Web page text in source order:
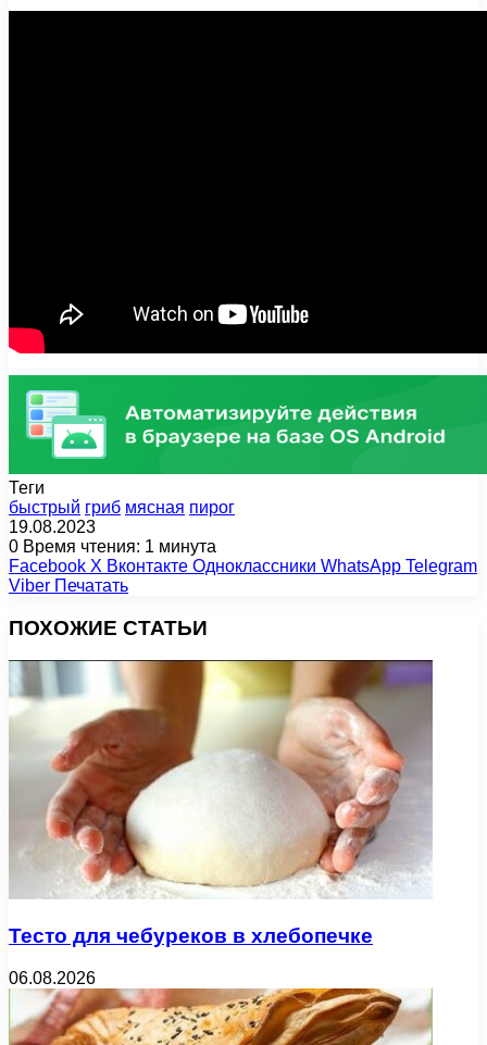
Теги
быстрый гриб мясная пирог
19.08.2023
0 Время чтения: 1 минута
Facebook X Вконтакте Одноклассники WhatsApp Telegram
Viber Печатать
ПОХОЖИЕ СТАТЬИ
Тесто для чебуреков в хлебопечке
06.08.2026